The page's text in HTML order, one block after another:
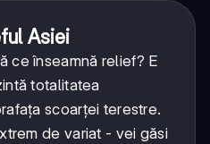
Asiei
ce înseamnă relief? E
totalitatea
scoarței terestre.
de variat - vei găsi